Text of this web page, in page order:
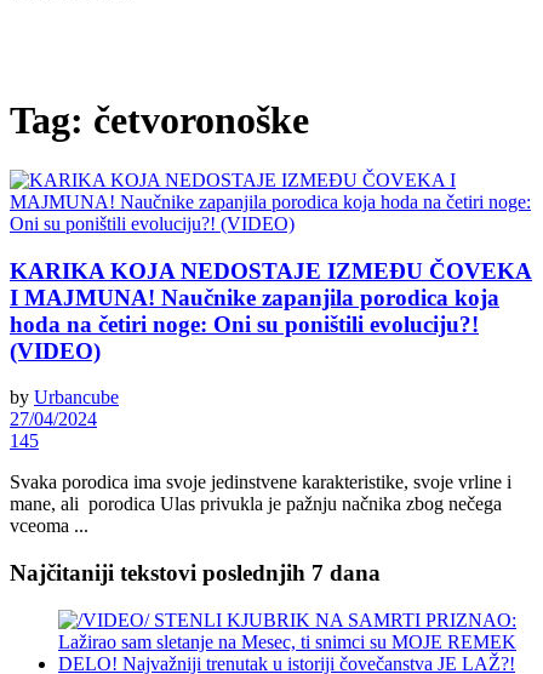
Tag: četvoronoške
KARIKA KOJA NEDOSTAJE IZMEĐU ČOVEKA
I MAJMUNA! Naučnike zapanjila porodica koja
hoda na četiri noge: Oni su poništili evoluciju?!
(VIDEO)
by Urbancube
27/04/2024
145
Svaka porodica ima svoje jedinstvene karakteristike, svoje vrline i
mane, ali porodica Ulas privukla je pažnju načnika zbog nečega
vceoma ...
Najčitaniji tekstovi poslednjih 7 dana